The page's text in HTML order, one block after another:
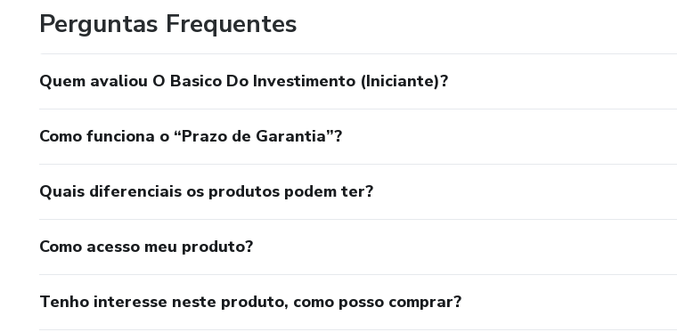
Perguntas Frequentes
Quem avaliou O Basico Do Investimento (Iniciante)?
Como funciona o “Prazo de Garantia”?
Quais diferenciais os produtos podem ter?
Como acesso meu produto?
Tenho interesse neste produto, como posso comprar?